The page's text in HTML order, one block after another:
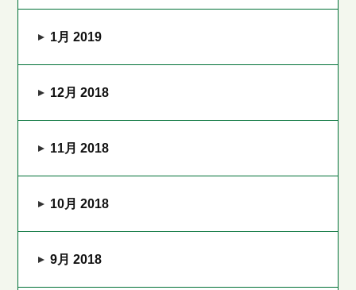
1月 2019
12月 2018
11月 2018
10月 2018
9月 2018